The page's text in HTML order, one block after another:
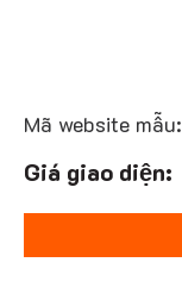
Mã website mẫu: